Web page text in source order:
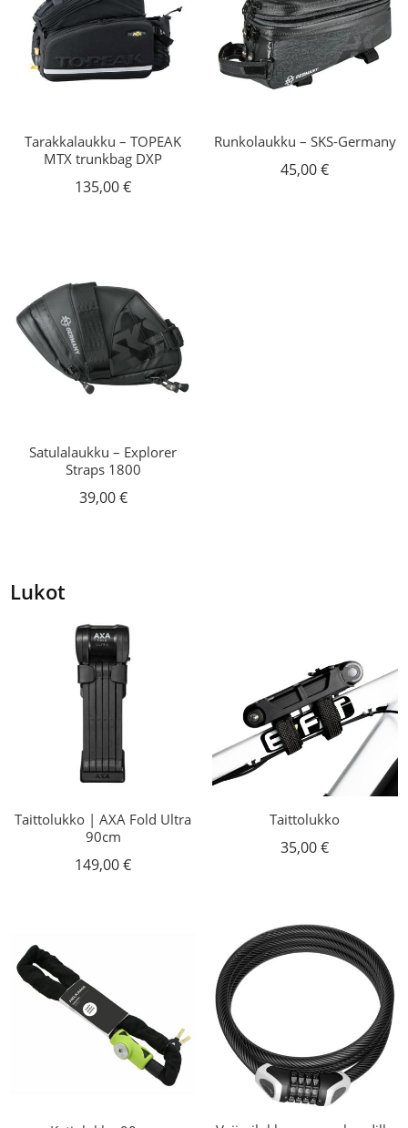
Tarakkalaukku – TOPEAK
MTX trunkbag DXP
135,00€
Runkolaukku – SKS-Germany
45,00€
Satulalaukku – Explorer
Straps 1800
39,00€
Lukot
Taittolukko | AXA Fold Ultra
90cm
149,00€
Taittolukko
35,00€